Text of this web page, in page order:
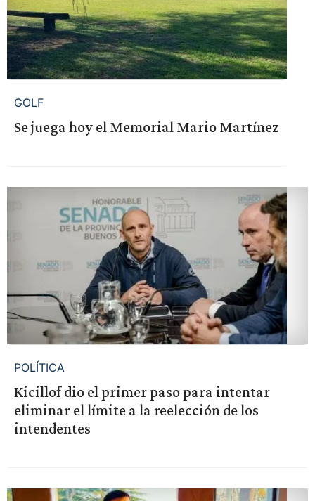
GOLF
Se juega hoy el Memorial Mario Martínez
POLÍTICA
Kicillof dio el primer paso para intentar
eliminar el límite a la reelección de los
intendentes